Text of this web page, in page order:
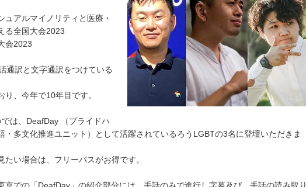
ュアルマイノリティと医療・
る全国大会2023
会2023
通訳と文字通訳をつけている
り、今年で10年目です。
は、DeafDay （プライドハ
多文化推進ユニット）として活躍されているろうLGBTの3名に登壇いただきま
たい場合は、フリーパスがお得です。